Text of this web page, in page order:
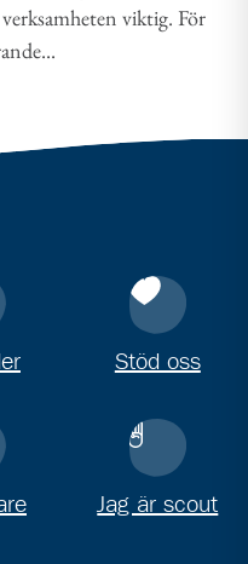
viktig. För
Stöd oss
Jag är scout